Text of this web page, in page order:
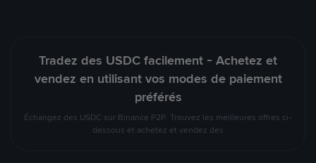
Tradez des USDC facilement - Achetez et
vendez en utilisant vos modes de paiement
préférés
Échangez des USDC sur Binance P2P. Trouvez les meilleures offres ci-
dessous et achetez et vendez des